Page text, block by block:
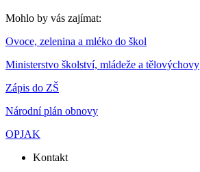
Mohlo by vás zajímat:
Ovoce, zelenina a mléko do škol
Ministerstvo školství, mládeže a tělovýchovy
Zápis do ZŠ
Národní plán obnovy
OPJAK
Kontakt